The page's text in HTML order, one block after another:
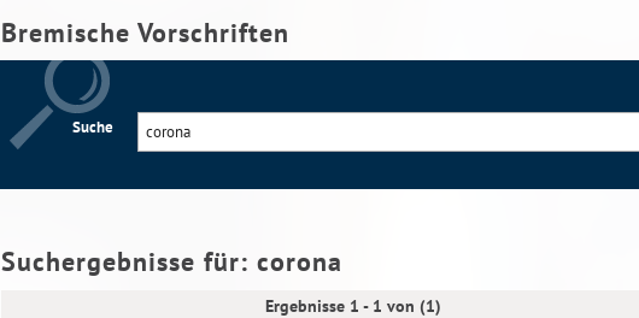
Bremische Vorschriften
Suche
Suchergebnisse für: corona
Ergebnisse 1 - 1 von (1)